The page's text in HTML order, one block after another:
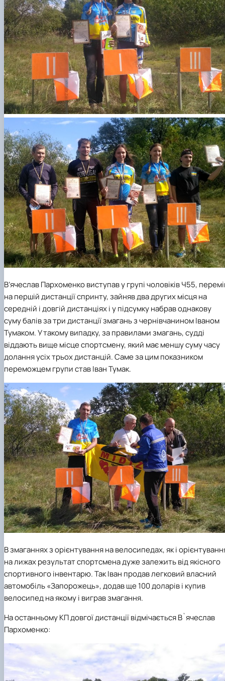
В’ячеслав Пархоменко виступав у групі чоловіків Ч55,
на першій дистанції спринту, зайняв два других місця на
середній і довгій дистанціях і у підсумку набрав однакову
суму балів за три дистанції змагань з чернівчанином Іваном
Тумаком. У такому випадку, за правилами змагань, судді
віддають вище місце спортсмену, який має меншу суму часу
долання усіх трьох дистанцій. Саме за цим показником
переможцем групи став Іван Тумак.
В змаганнях з орієнтування на велосипедах, як і
на лижах результат спортсмена дуже залежить від якісного
спортивного інвентарю. Так Іван продав легковий власний
автомобіль «Запорожець», додав ще 100 доларів і купив
велосипед на якому і виграв змагання.
На останньому КП довгої дистанції відмічається В`ячеслав
Пархоменко: